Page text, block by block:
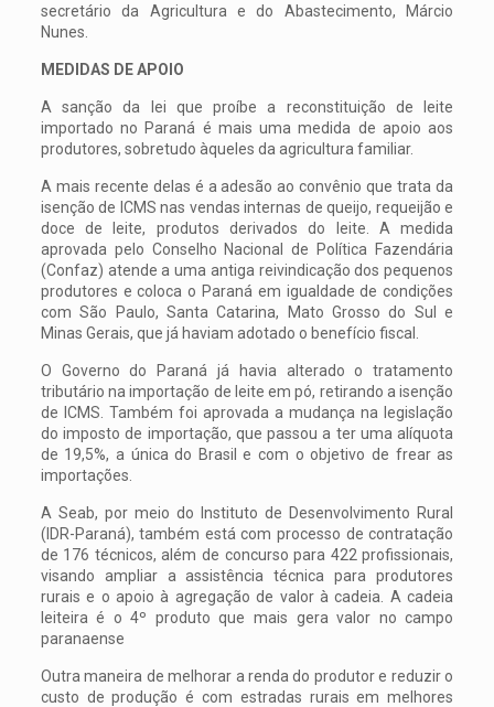
secretário da Agricultura e do Abastecimento, Márcio
Nunes.
MEDIDAS DE APOIO
A sanção da lei que proíbe a reconstituição de leite
importado no Paraná é mais uma medida de apoio aos
produtores, sobretudo àqueles da agricultura familiar.
A mais recente delas é a adesão ao convênio que trata da
isenção de ICMS nas vendas internas de queijo, requeijão e
doce de leite, produtos derivados do leite. A medida
aprovada pelo Conselho Nacional de Política Fazendária
(Confaz) atende a uma antiga reivindicação dos pequenos
produtores e coloca o Paraná em igualdade de condições
com São Paulo, Santa Catarina, Mato Grosso do Sul e
Minas Gerais, que já haviam adotado o benefício fiscal.
O Governo do Paraná já havia alterado o tratamento
tributário na importação de leite em pó, retirando a isenção
de ICMS. Também foi aprovada a mudança na legislação
do imposto de importação, que passou a ter uma alíquota
de 19,5%, a única do Brasil e com o objetivo de frear as
importações.
A Seab, por meio do Instituto de Desenvolvimento Rural
(IDR-Paraná), também está com processo de contratação
de 176 técnicos, além de concurso para 422 profissionais,
visando ampliar a assistência técnica para produtores
rurais e o apoio à agregação de valor à cadeia. A cadeia
leiteira é o 4º produto que mais gera valor no campo
paranaense
Outra maneira de melhorar a renda do produtor e reduzir o
custo de produção é com estradas rurais em melhores